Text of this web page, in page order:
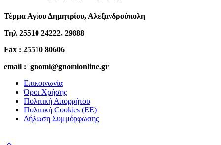
Τέρμα Αγίου Δημητρίου, Αλεξανδρούπολη
Τηλ 25510 24222, 29888
Fax : 25510 80606
email : gnomi@gnomionline.gr
Επικοινωνία
Όροι Χρήσης
Πολιτική Απορρήτου
Πολιτική Cookies (ΕΕ)
Δήλωση Συμμόρφωσης